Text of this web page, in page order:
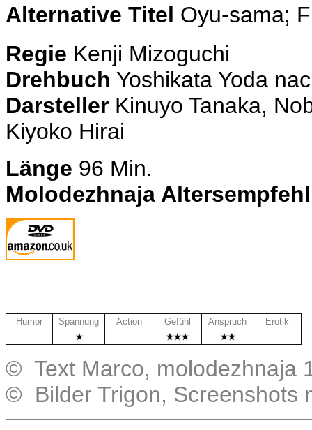
Alternative Titel Oyu-sama;
Regie Kenji Mizoguchi
Drehbuch Yoshikata Yoda
Darsteller Kinuyo Tanaka,
Kiyoko Hirai
Länge 96 Min.
Molodezhnaja
Humor Spannung Action Gefühl Anspruch
Erotik
© Text Marco, molodezhnaja
© Bilder Trigon, Screenshots